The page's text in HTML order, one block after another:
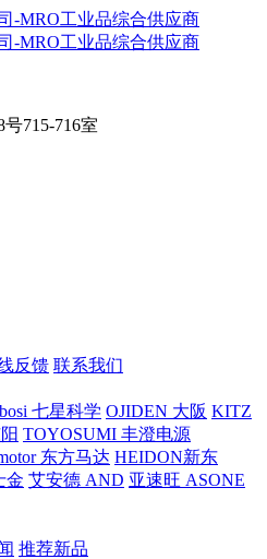
715-716室
反馈 联系我们
七星科学 OJIDEN 大阪 KITZ
TOYOSUMI 丰澄电源
东方马达 HEIDON新东
金 艾安德 AND 亚速旺 ASONE
推荐新品